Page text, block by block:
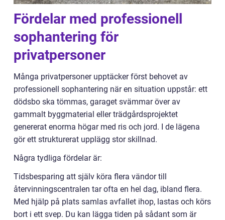
Fördelar med professionell
sophantering för
privatpersoner
Många privatpersoner upptäcker först behovet av
professionell sophantering när en situation uppstår: ett
dödsbo ska tömmas, garaget svämmar över av
gammalt byggmaterial eller trädgårdsprojektet
genererat enorma högar med ris och jord. I de lägena
gör ett strukturerat upplägg stor skillnad.
Några tydliga fördelar är:
Tidsbesparing att själv köra flera vändor till
återvinningscentralen tar ofta en hel dag, ibland flera.
Med hjälp på plats samlas avfallet ihop, lastas och körs
bort i ett svep. Du kan lägga tiden på sådant som är